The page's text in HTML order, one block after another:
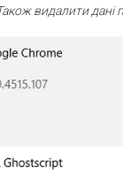
видалити дані